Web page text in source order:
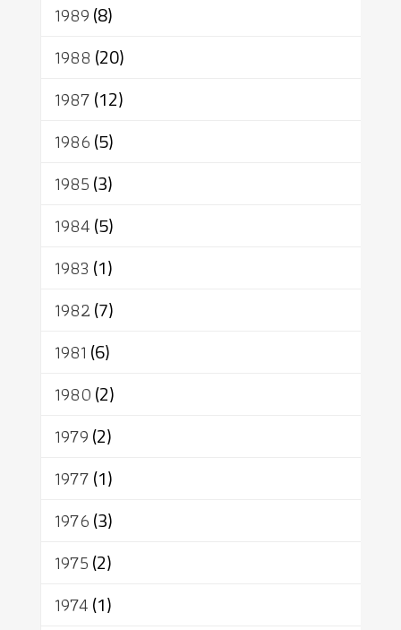
1989(8)
1988 (20)
1987(12)
1986(5)
1985(3)
1984(5)
1983 (1)
1982(7)
1981 (6)
1980(2)
1979(2)
1977(1)
1976(3)
1975(2)
1974(1)